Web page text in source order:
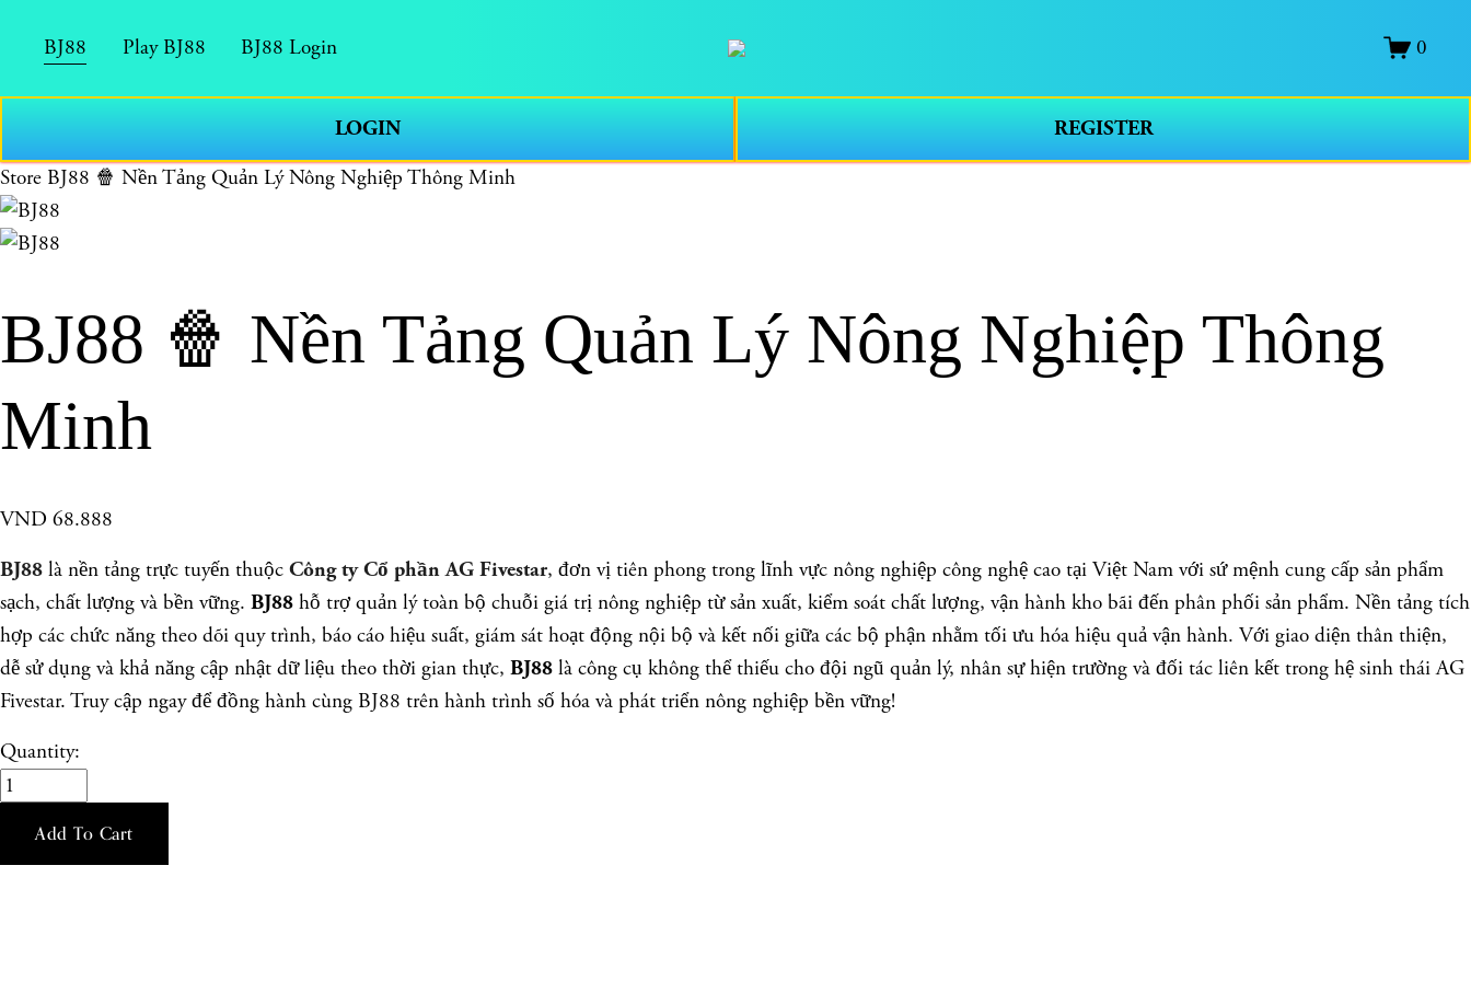
BJ88 Play BJ88 BJ88 Login 0
LOGIN REGISTER
Store BJ88 🍿 Nền Tảng Quản Lý Nông Nghiệp Thông Minh
BJ88 🍿 Nền Tảng Quản Lý Nông Nghiệp Thông
Minh
VND 68.888
BJ88 là nền tảng trực tuyến thuộc Công ty Cổ phần AG Fivestar, đơn vị tiên phong trong lĩnh vực nông nghiệp công nghệ cao tại Việt Nam với sứ mệnh cung cấp sản phẩm
sạch, chất lượng và bền vững. BJ88 hỗ trợ quản lý toàn bộ chuỗi giá trị nông nghiệp từ sản xuất, kiểm soát chất lượng, vận hành kho bãi đến phân phối sản phẩm. Nền tảng tích
hợp các chức năng theo dõi quy trình, báo cáo hiệu suất, giám sát hoạt động nội bộ và kết nối giữa các bộ phận nhằm tối ưu hóa hiệu quả vận hành. Với giao diện thân thiện,
dễ sử dụng và khả năng cập nhật dữ liệu theo thời gian thực, BJ88 là công cụ không thể thiếu cho đội ngũ quản lý, nhân sự hiện trường và đối tác liên kết trong hệ sinh thái AG
Fivestar. Truy cập ngay để đồng hành cùng BJ88 trên hành trình số hóa và phát triển nông nghiệp bền vững!
Quantity:
Add To Cart